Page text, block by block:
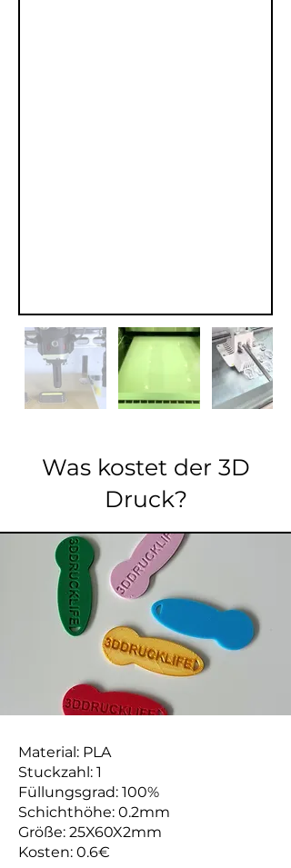
Was kostet der 3D
Druck?
Material: PLA
Stuckzahl: 1
Füllungsgrad: 100%
Schichthöhe: 0.2mm
Größe: 25X60X2mm
Kosten: 0.6€